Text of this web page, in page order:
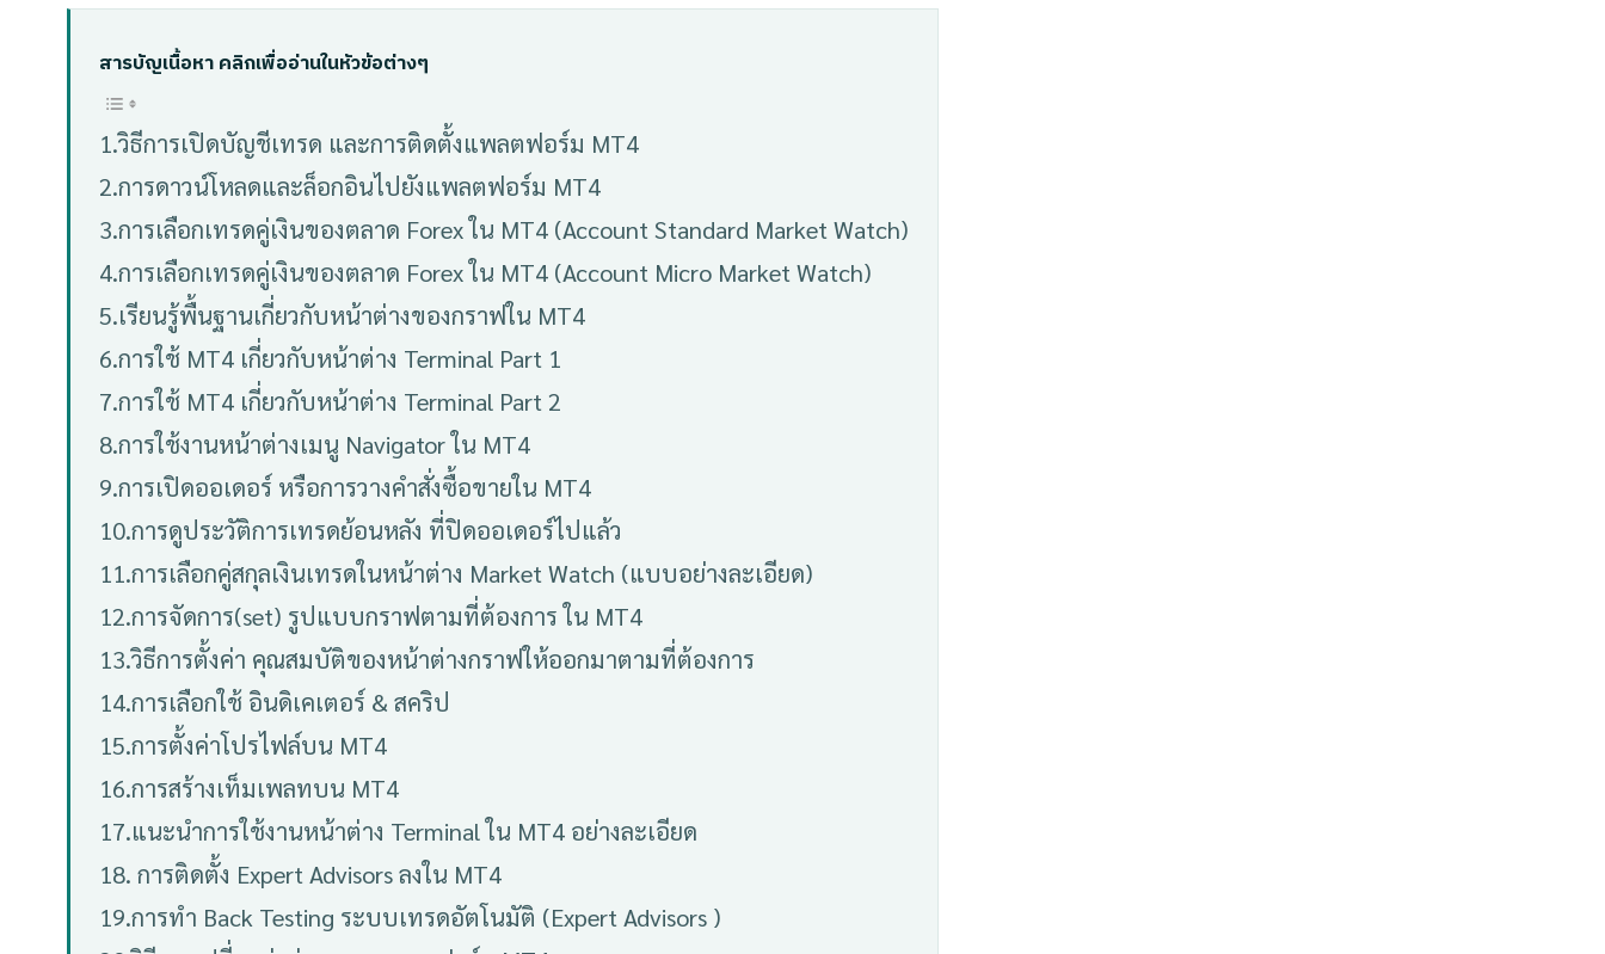
สารบัญเนื้อหา คลิกเพื่ออ่านในหัวข้อต่างๆ
1.วิธีการเปิดบัญชีเทรด และการติดตั้งแพลตฟอร์ม MT4
2.การดาวน์โหลดและล็อกอินไปยังแพลตฟอร์ม MT4
3.การเลือกเทรดคู่เงินของตลาด Forex ใน MT4 (Account Standard Market Watch)
4.การเลือกเทรดคู่เงินของตลาด Forex ใน MT4 (Account Micro Market Watch)
5.เรียนรู้พื้นฐานเกี่ยวกับหน้าต่างของกราฟใน MT4
6.การใช้ MT4 เกี่ยวกับหน้าต่าง Terminal Part 1
7.การใช้ MT4 เกี่ยวกับหน้าต่าง Terminal Part 2
8.การใช้งานหน้าต่างเมนู Navigator ใน MT4
9.การเปิดออเดอร์ หรือการวางคำสั่งซื้อขายใน MT4
10.การดูประวัติการเทรดย้อนหลัง ที่ปิดออเดอร์ไปแล้ว
11.การเลือกคู่สกุลเงินเทรดในหน้าต่าง Market Watch (แบบอย่างละเอียด)
12.การจัดการ(set) รูปแบบกราฟตามที่ต้องการ ใน MT4
13.วิธีการตั้งค่า คุณสมบัติของหน้าต่างกราฟให้ออกมาตามที่ต้องการ
14.การเลือกใช้ อินดิเคเตอร์ & สคริป
15.การตั้งค่าโปรไฟล์บน MT4
16.การสร้างเท็มเพลทบน MT4
17.แนะนำการใช้งานหน้าต่าง Terminal ใน MT4 อย่างละเอียด
18. การติดตั้ง Expert Advisors ลงใน MT4
19.การทำ Back Testing ระบบเทรดอัตโนมัติ (Expert Advisors )